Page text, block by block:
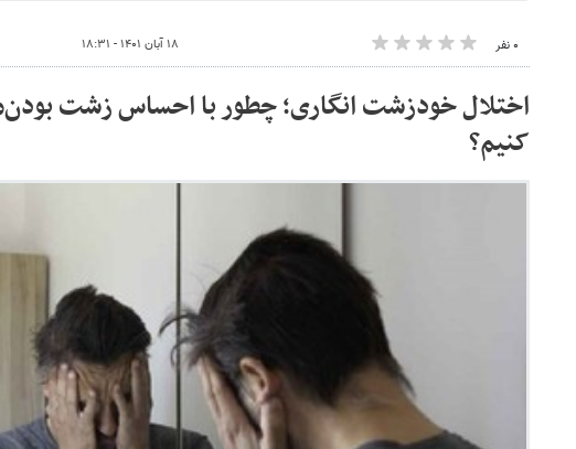
۰ نفر ۱۸ آبان ۱۴۰۱ - ۱۸:۳۱
اختلال خودزشت انگاری؛ چطور با احساس زشت
کنیم؟